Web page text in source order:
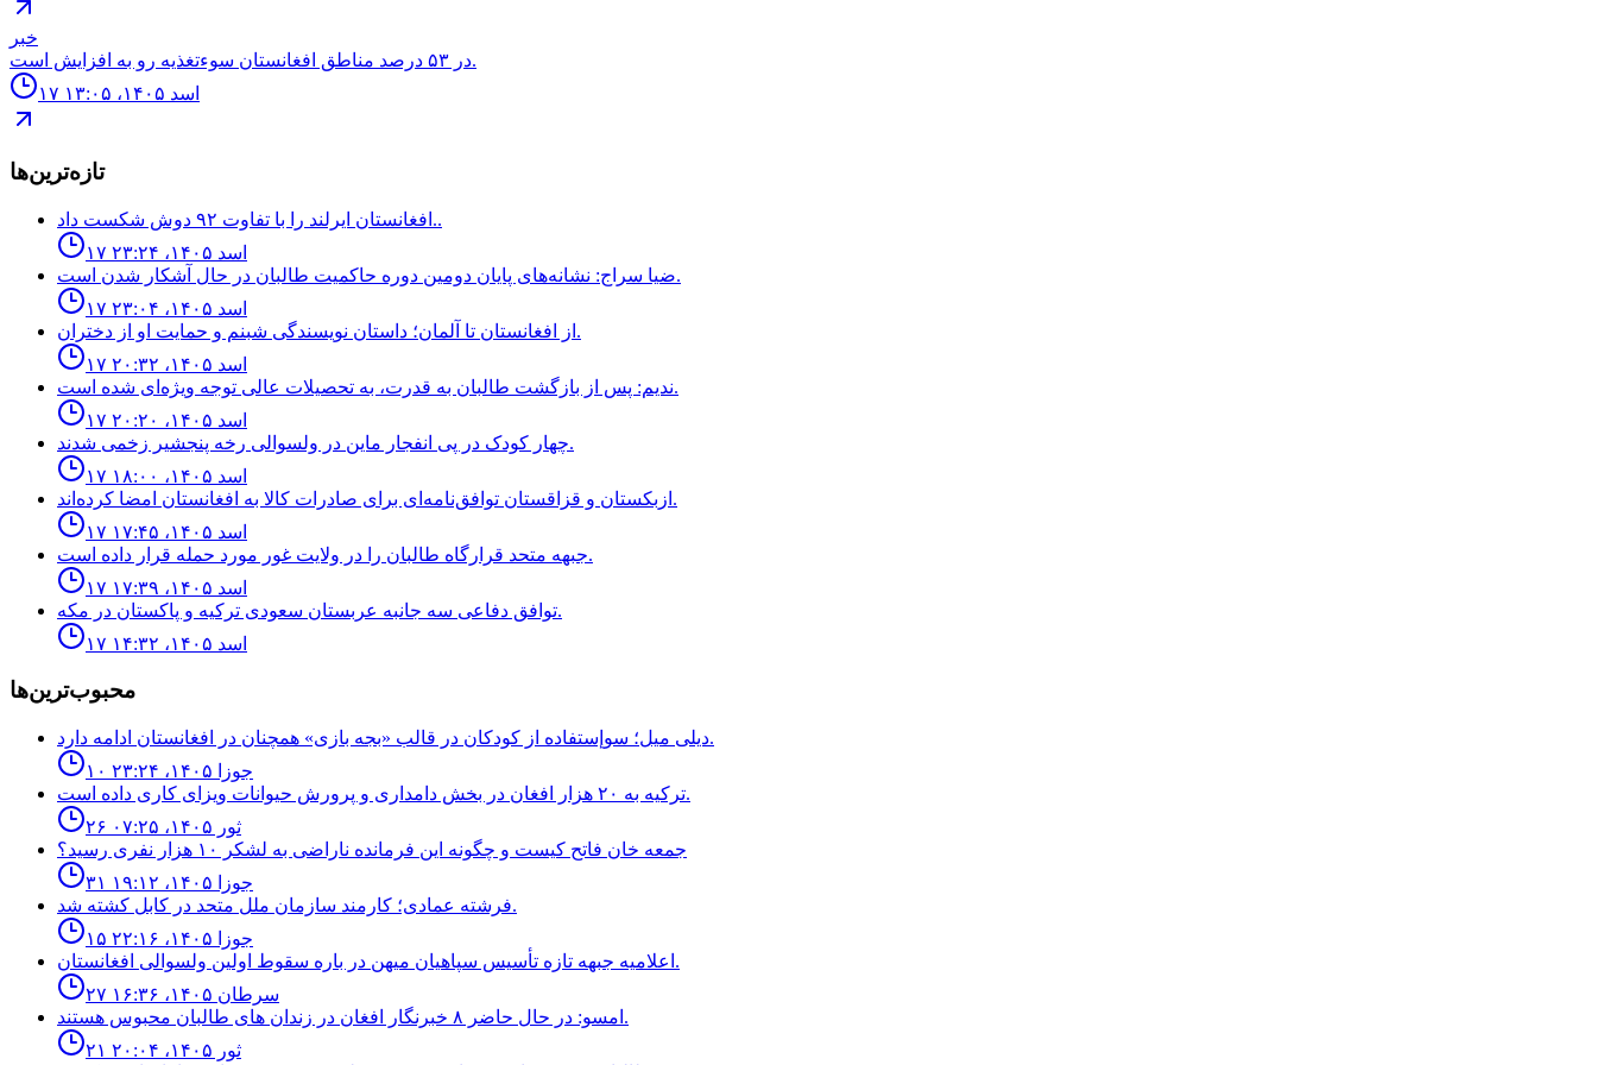
خبر
در ۵۳ درصد مناطق افغانستان سوءتغذیه رو به افزایش است.
۱۷ اسد ۱۴۰۵، ۱۳:۰۵
تازه‌ترین‌ها
افغانستان ایرلند را با تفاوت ۹۲ دوش شکست داد..
۱۷ اسد ۱۴۰۵، ۲۳:۲۴
ضیا سراج: نشانه‌های پایان دومین دوره حاکمیت طالبان در حال آشکار شدن است.
۱۷ اسد ۱۴۰۵، ۲۳:۰۴
از افغانستان تا آلمان؛ داستان نویسندگی شبنم و حمایت او از دختران.
۱۷ اسد ۱۴۰۵، ۲۰:۳۲
ندیم: پس از بازگشت طالبان به قدرت، به تحصیلات عالی توجه ویژه‌ای شده است.
۱۷ اسد ۱۴۰۵، ۲۰:۲۰
چهار كودک در پى انفجار ماين در ولسوالى رخه پنجشير زخمى شدند.
۱۷ اسد ۱۴۰۵، ۱۸:۰۰
ازبکستان و قزاقستان توافق‌نامه‌ای برای صادرات کالا به افغانستان امضا کرده‌اند.
۱۷ اسد ۱۴۰۵، ۱۷:۴۵
جبهه متحد قرارگاه طالبان را در ولایت غور مورد حمله قرار داده است.
۱۷ اسد ۱۴۰۵، ۱۷:۳۹
توافق دفاعى سه جانبه عربستان سعودى تركيه و پاكستان در مكه.
۱۷ اسد ۱۴۰۵، ۱۴:۳۲
محبوب‌ترین‌ها
ديلى ميل؛ سوإستفاده از كودكان در قالب «بجه بازى» همچنان در افغانستان ادامه دارد.
۱۰ جوزا ۱۴۰۵، ۲۳:۲۴
ترکیه به ۲۰ هزار افغان در بخش دامداری و پرورش حیوانات ویزای کاری داده است.
۲۶ ثور ۱۴۰۵، ۰۷:۲۵
جمعه خان فاتح كيست و چگونه اين فرمانده ناراضى به لشكر ١٠ هزار نفرى رسيد؟
۳۱ جوزا ۱۴۰۵، ۱۹:۱۲
فرشته عمادى؛ كارمند سازمان ملل متحد در كابل كشته شد.
۱۵ جوزا ۱۴۰۵، ۲۲:۱۶
اعلاميه جبهه تازه تأسيس سپاهيان ميهن در باره سقوط اولين ولسوالى افغانستان.
۲۷ سرطان ۱۴۰۵، ۱۶:۳۶
امسو: در حال حاضر ۸ خبرنگار افغان در زندان‌ های طالبان محبوس هستند.
۲۱ ثور ۱۴۰۵، ۲۰:۰۴